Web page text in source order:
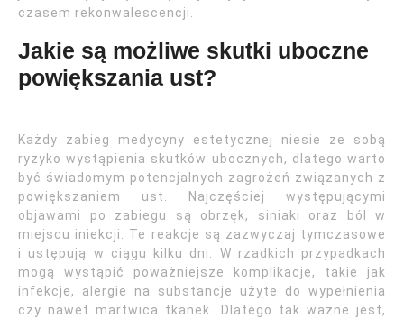
czasem rekonwalescencji.
Jakie są możliwe skutki uboczne
powiększania ust?
Każdy zabieg medycyny estetycznej niesie ze sobą
ryzyko wystąpienia skutków ubocznych, dlatego warto
być świadomym potencjalnych zagrożeń związanych z
powiększaniem ust. Najczęściej występującymi
objawami po zabiegu są obrzęk, siniaki oraz ból w
miejscu iniekcji. Te reakcje są zazwyczaj tymczasowe
i ustępują w ciągu kilku dni. W rzadkich przypadkach
mogą wystąpić poważniejsze komplikacje, takie jak
infekcje, alergie na substancje użyte do wypełnienia
czy nawet martwica tkanek. Dlatego tak ważne jest,